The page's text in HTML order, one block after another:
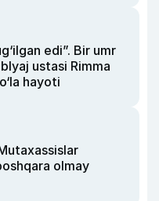
edi”. Bir umr
ustasi Rimma
hayoti
olmay